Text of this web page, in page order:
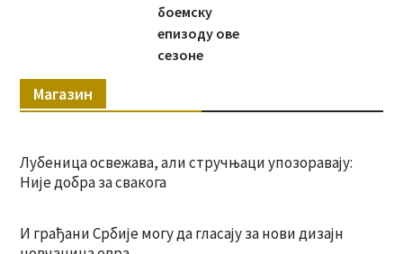
боемску
епизоду ове
сезоне
Магазин
Лубеница освежава, али стручњаци упозоравају:
Није добра за свакога
И грађани Србије могу да гласају за нови дизајн